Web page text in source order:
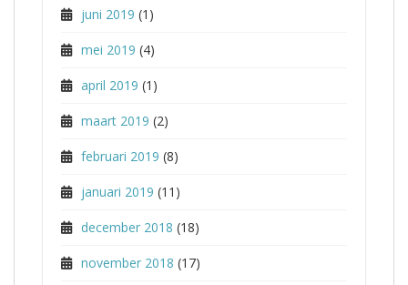
juni 2019 (1)
mei 2019 (4)
april 2019 (1)
maart 2019 (2)
februari 2019 (8)
januari 2019 (11)
december 2018 (18)
november 2018 (17)